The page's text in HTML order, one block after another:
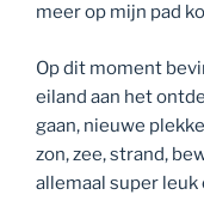
meer op mijn pad
Op dit moment
eiland aan het
gaan, nieuwe
zon, zee, strand,
allemaal super leuk